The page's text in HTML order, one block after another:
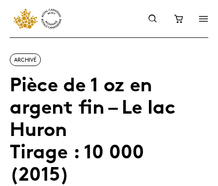
ARCHIVÉ
Pièce de 1 oz en
argent fin – Le lac
Huron
Tirage : 10 000
(2015)